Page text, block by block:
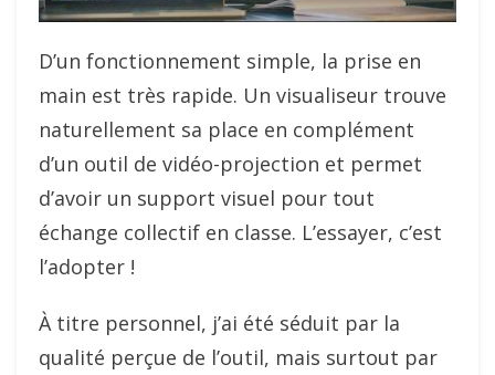
D’un fonctionnement simple, la prise en
main est très rapide. Un visualiseur trouve
naturellement sa place en complément
d’un outil de vidéo-projection et permet
d’avoir un support visuel pour tout
échange collectif en classe. L’essayer, c’est
l’adopter !
À titre personnel, j’ai été séduit par la
qualité perçue de l’outil, mais surtout par